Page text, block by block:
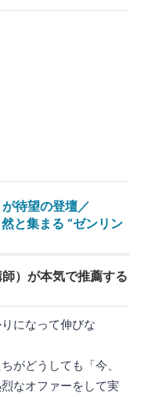
待望の登壇／
と集まる “ゼンリン
）が本気で推薦する
になって伸びな
がどうしても「今、
なオファーをして実